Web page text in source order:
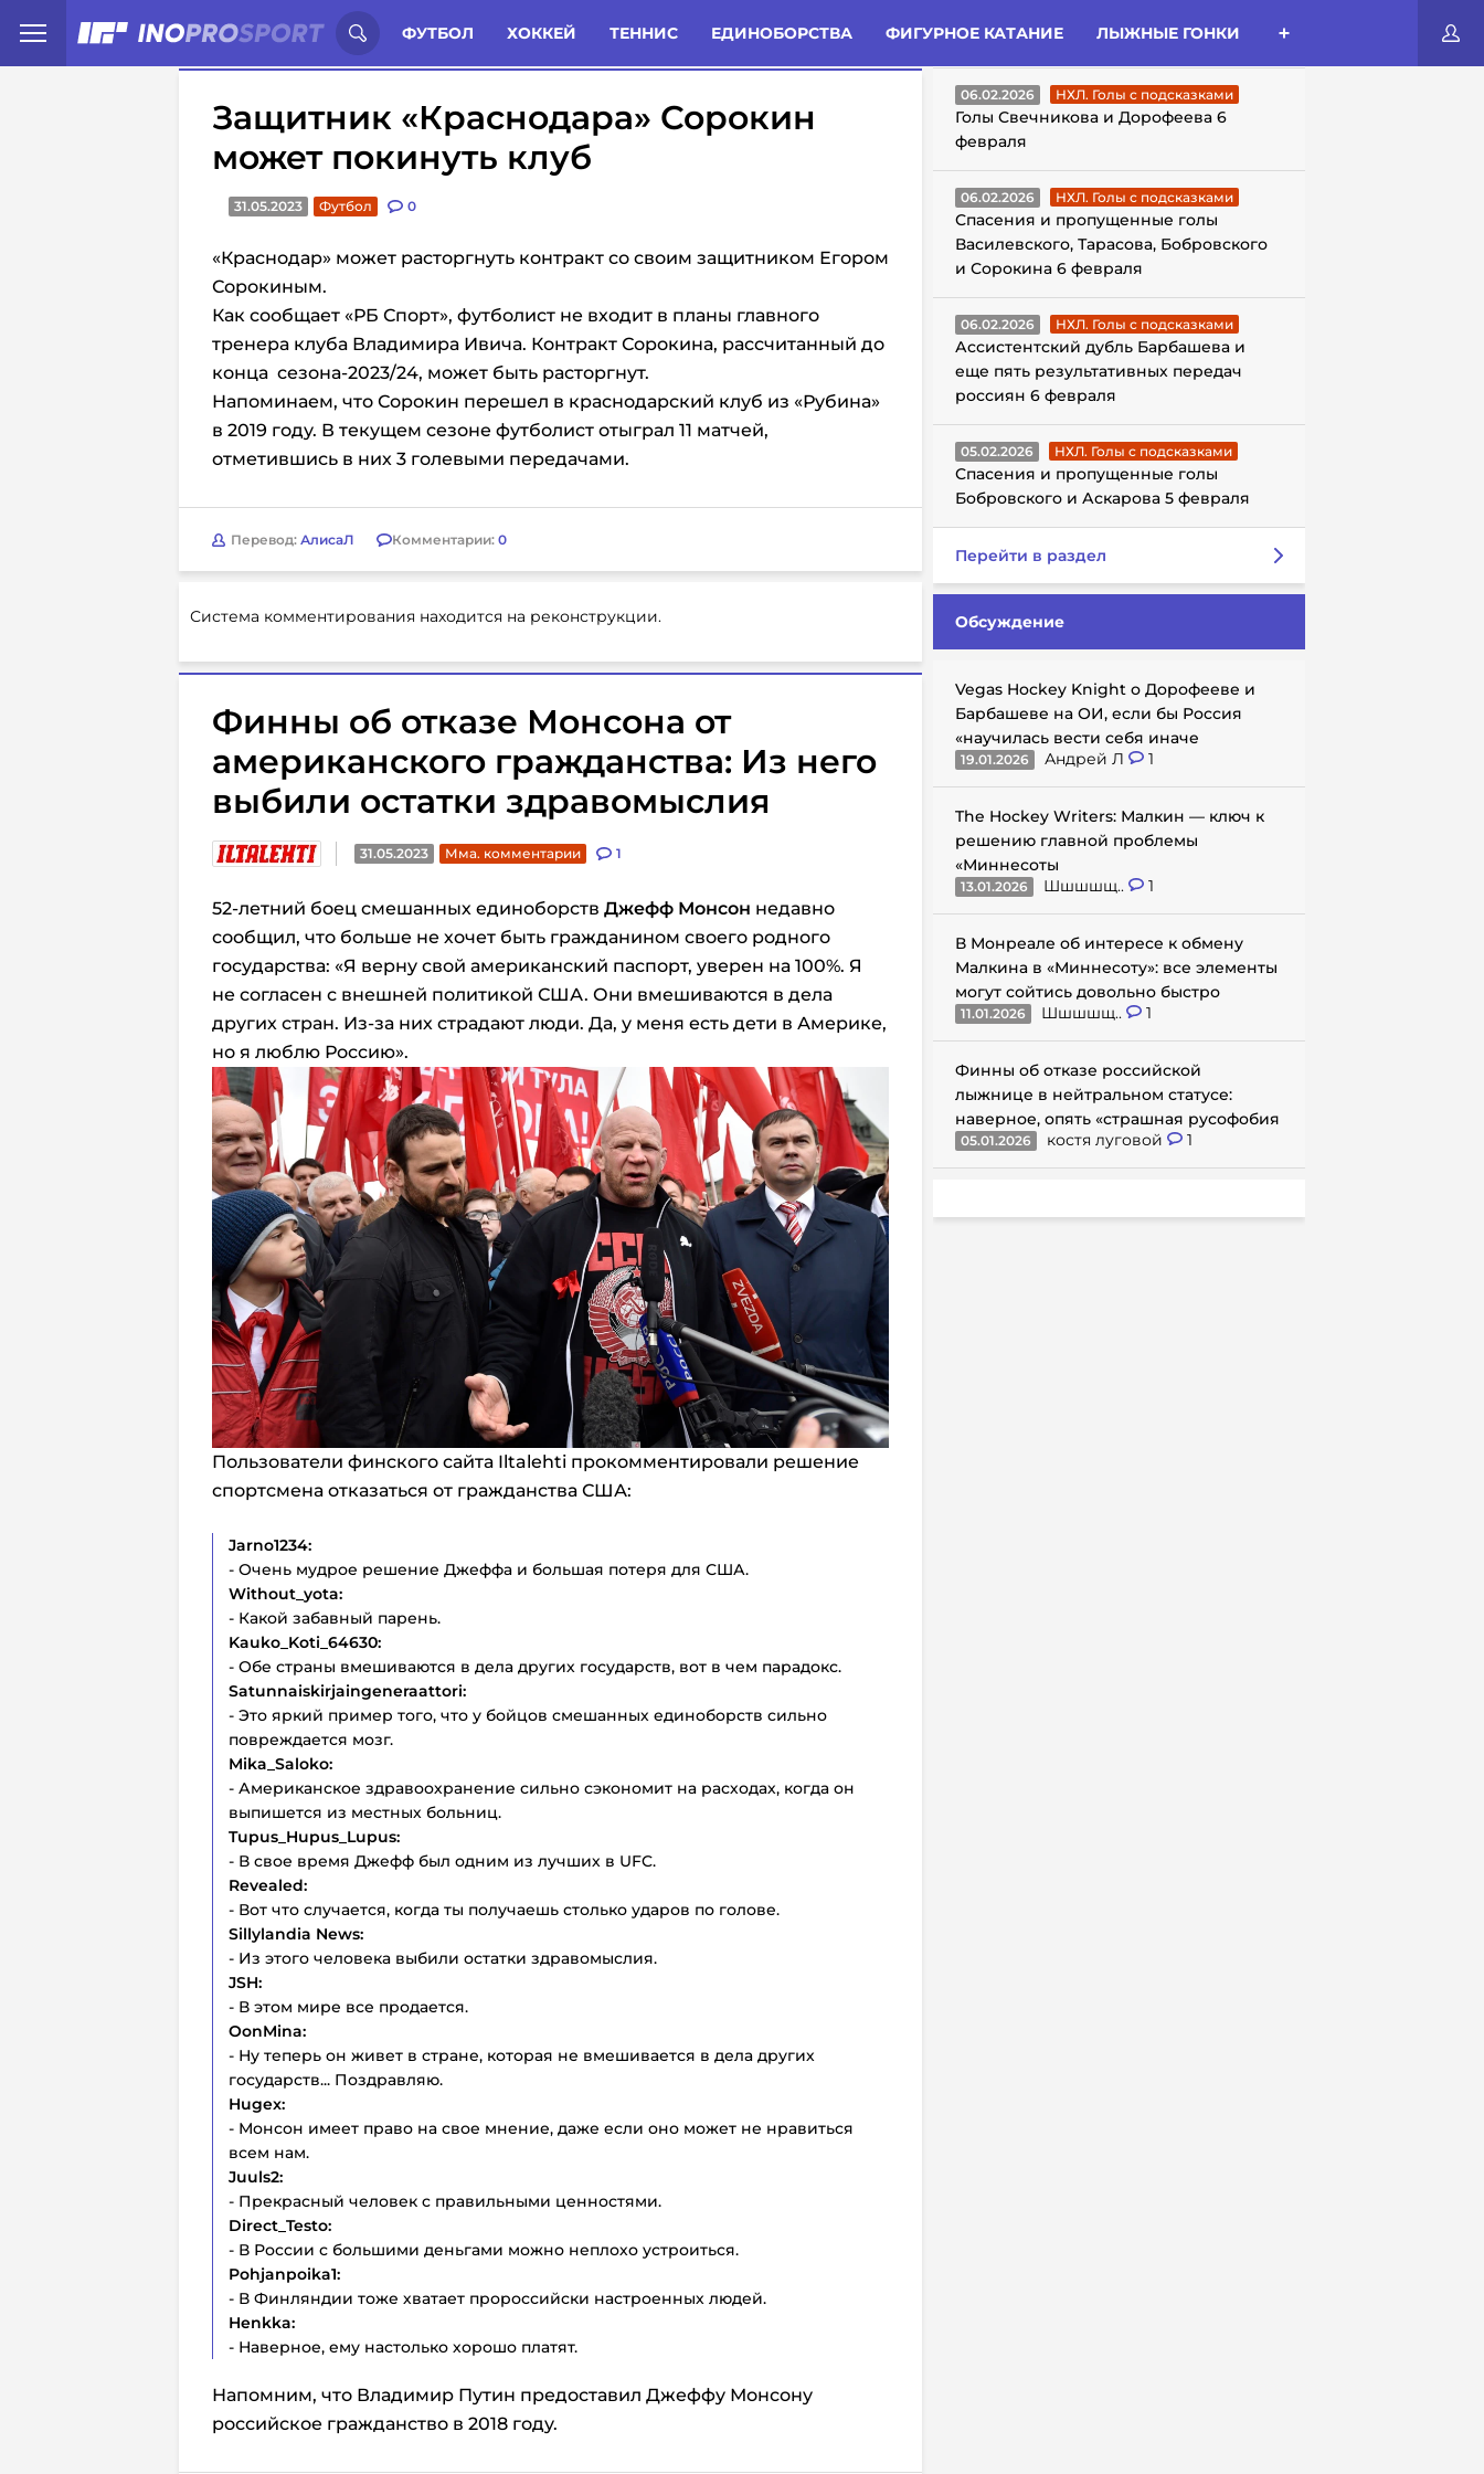
ФУТБОЛ ХОККЕЙ ТЕННИС ЕДИНОБОРСТВА ФИГУРНОЕ КАТАНИЕ ЛЫЖНЫЕ ГОНКИ
Иностранцы о спорте России: Статьи Комменты Новости
Защитник «Краснодара» Сорокин
может покинуть клуб
31.05.2023 Футбол 0
«Краснодар» может расторгнуть контракт со своим защитником Егором
Сорокиным.
Как сообщает «РБ Спорт», футболист не входит в планы главного
тренера клуба Владимира Ивича. Контракт Сорокина, рассчитанный до
конца сезона-2023/24, может быть расторгнут.
Напоминаем, что Сорокин перешел в краснодарский клуб из «Рубина»
в 2019 году. В текущем сезоне футболист отыграл 11 матчей,
отметившись в них 3 голевыми передачами.
Перевод: АлисаЛ Комментарии: 0
Система комментирования находится на реконструкции.
Финны об отказе Монсона от
американского гражданства: Из него
выбили остатки здравомыслия
31.05.2023 Мма. комментарии 1
52-летний боец смешанных единоборств Джефф Монсон недавно
сообщил, что больше не хочет быть гражданином своего родного
государства: «Я верну свой американский паспорт, уверен на 100%. Я
не согласен с внешней политикой США. Они вмешиваются в дела
других стран. Из-за них страдают люди. Да, у меня есть дети в Америке,
но я люблю Россию».
Пользователи финского сайта Iltalehti прокомментировали решение
спортсмена отказаться от гражданства США:
Jarno1234:
- Очень мудрое решение Джеффа и большая потеря для США.
Without_yota:
- Какой забавный парень.
Kauko_Koti_64630:
- Обе страны вмешиваются в дела других государств, вот в чем парадокс.
Satunnaiskirjaingeneraattori:
- Это яркий пример того, что у бойцов смешанных единоборств сильно
повреждается мозг.
Mika_Saloko:
- Американское здравоохранение сильно сэкономит на расходах, когда он
выпишется из местных больниц.
Tupus_Hupus_Lupus:
- В свое время Джефф был одним из лучших в UFC.
Revealed:
- Вот что случается, когда ты получаешь столько ударов по голове.
Sillylandia News:
- Из этого человека выбили остатки здравомыслия.
JSH:
- В этом мире все продается.
OonMina:
- Ну теперь он живет в стране, которая не вмешивается в дела других
государств... Поздравляю.
Hugex:
- Монсон имеет право на свое мнение, даже если оно может не нравиться
всем нам.
Juuls2:
- Прекрасный человек c правильными ценностями.
Direct_Testo:
- В России с большими деньгами можно неплохо устроиться.
Pohjanpoika1:
- В Финляндии тоже хватает пророссийски настроенных людей.
Henkka:
- Наверное, ему настолько хорошо платят.
Напомним, что Владимир Путин предоставил Джеффу Монсону
российское гражданство в 2018 году.
ГОЛЫ С ПОДСКАЗКАМИ
06.02.2026 НХЛ. Голы с подсказками
Голы Свечникова и Дорофеева 6
февраля
06.02.2026 НХЛ. Голы с подсказками
Спасения и пропущенные голы
Василевского, Тарасова, Бобровского
и Сорокина 6 февраля
06.02.2026 НХЛ. Голы с подсказками
Ассистентский дубль Барбашева и
еще пять результативных передач
россиян 6 февраля
05.02.2026 НХЛ. Голы с подсказками
Спасения и пропущенные голы
Бобровского и Аскарова 5 февраля
Перейти в раздел
Обсуждение
Vegas Hockey Knight о Дорофееве и
Барбашеве на ОИ, если бы Россия
«научилась вести себя иначе
19.01.2026 Андрей Л 1
The Hockey Writers: Малкин — ключ к
решению главной проблемы
«Миннесоты
13.01.2026 Шшшшщ.. 1
В Монреале об интересе к обмену
Малкина в «Миннесоту»: все элементы
могут сойтись довольно быстро
11.01.2026 Шшшшщ.. 1
Финны об отказе российской
лыжнице в нейтральном статусе:
наверное, опять «страшная русофобия
05.01.2026 костя луговой 1